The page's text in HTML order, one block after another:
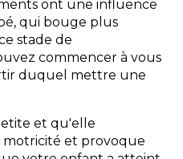
ont une influence
qui bouge plus
stade de
commencer à vous
duquel mettre une
et qu'elle
motricité et provoque